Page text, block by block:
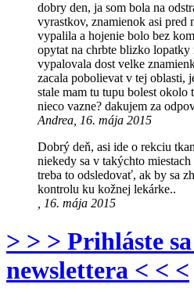
dobry den, ja som bola na
vyrastkov, znamienok asi pred
vypalila a hojenie bolo bez
opytat na chrbte blizko lopatky
vypalovala dost velke
zacala pobolievat v tej oblasti,
stale mam tu tupu bolest okolo
nieco vazne? dakujem za
Andrea, 16. mája 2015
Dobrý deň, asi ide o rekciu
niekedy sa v takýchto
treba to odsledovať, ak by sa
kontrolu ku kožnej lekárke..
, 16. mája 2015
> > > Prihláste
newslettera < < <